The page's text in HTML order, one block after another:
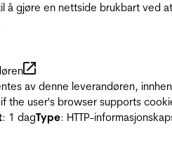
å gjøre en nettside brukbart ved
av denne leverandøren,
the user's browser supports
: 1 dagType: HTTP-